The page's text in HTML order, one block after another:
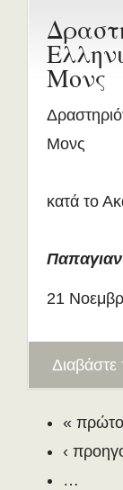
Μονς
Μονς
κατά το
21
Διαβάστε
« πρώτο
‹
…